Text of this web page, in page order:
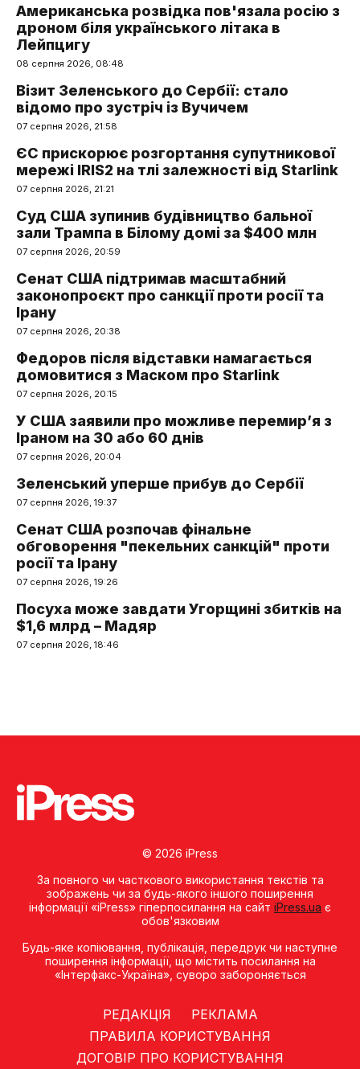
Американська розвідка пов'язала росію з
дроном біля українського літака в
Лейпцигу
08 серпня 2026, 08:48
Візит Зеленського до Сербії: стало
відомо про зустріч із Вучичем
07 серпня 2026, 21:58
ЄС прискорює розгортання супутникової
мережі IRIS2 на тлі залежності від Starlink
07 серпня 2026, 21:21
Суд США зупинив будівництво бальної
зали Трампа в Білому домі за $400 млн
07 серпня 2026, 20:59
Сенат США підтримав масштабний
законопроєкт про санкції проти росії та
Ірану
07 серпня 2026, 20:38
Федоров після відставки намагається
домовитися з Маском про Starlink
07 серпня 2026, 20:15
У США заявили про можливе перемир’я з
Іраном на 30 або 60 днів
07 серпня 2026, 20:04
Зеленський уперше прибув до Сербії
07 серпня 2026, 19:37
Сенат США розпочав фінальне
обговорення "пекельних санкцій" проти
росії та Ірану
07 серпня 2026, 19:26
Посуха може завдати Угорщині збитків на
$1,6 млрд – Мадяр
07 серпня 2026, 18:46
© 2026 iPress
За повного чи часткового використання текстів та
зображень чи за будь-якого іншого поширення
інформації «iPress» гіперпосилання на сайт iPress.ua є
обов'язковим
Будь-яке копiювання, публiкацiя, передрук чи наступне
поширення iнформацiї, що мiстить посилання на
«Iнтерфакс-Україна», суворо забороняється
РЕДАКЦІЯ
РЕКЛАМА
ПРАВИЛА КОРИСТУВАННЯ
ДОГОВІР ПРО КОРИСТУВАННЯ